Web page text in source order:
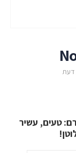
דעת
חלבון נובו פופס 45 גרם: טעים, עשיר